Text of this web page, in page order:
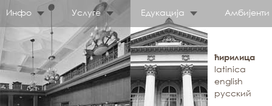
Инфо Услуге Едукација Амбијенти
ћирилица
latinica
english
русский